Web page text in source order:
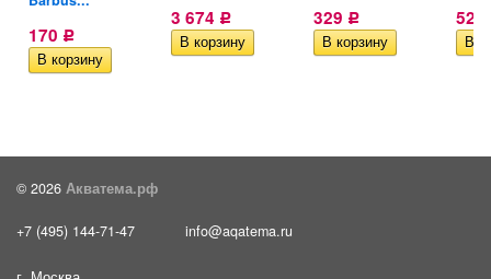
170 Р
3 674 Р 329 Р 523
© 2026 Акватема.рф
+7 (495) 144-71-47 info@aqatema.ru